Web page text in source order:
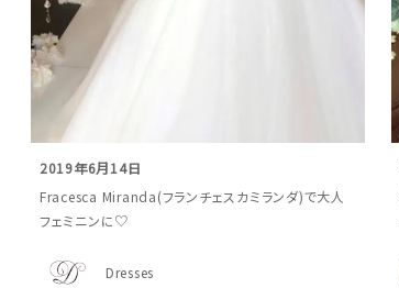
2019年6月14日
Fracesca Miranda(フランチェスカミランダ)で大人
フェミニンに♡
Dresses